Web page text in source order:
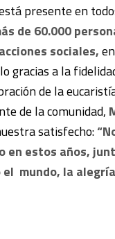
presente en
de 60.000
sociales,
gracias a la
de la
de la comunidad,
satisfecho:
en estos años,
mundo, la